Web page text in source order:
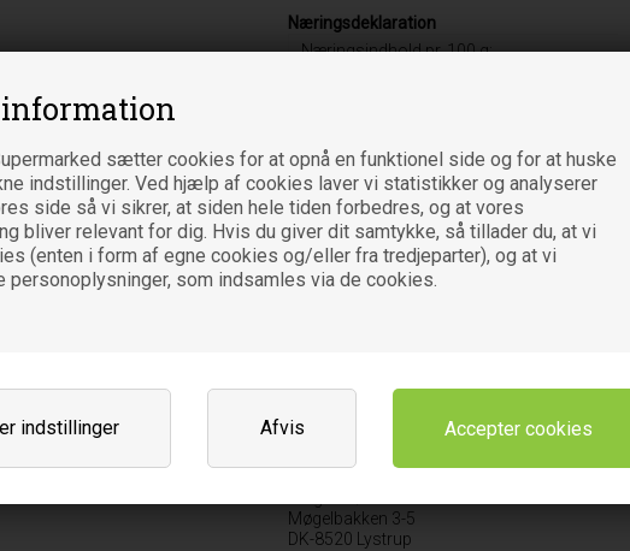
information
sætter cookies for at opnå en funktionel side og for at huske
indstillinger. Ved hjælp af cookies laver vi statistikker og analyserer
side så vi sikrer, at siden hele tiden forbedres, og at vores
bliver relevant for dig. Hvis du giver dit samtykke, så tillader du, at vi
(enten i form af egne cookies og/eller fra tredjeparter), og at vi
personoplysninger, som indsamles via de cookies.
indstillinger Afvis
Næringsdeklaration
Næringsindhold pr. 100 g:
heraf mættede fedtsyrer
Kulhydrat
heraf sukkerarter
Protein
Salt
Varebetegnelse
Fødevare
Møgelbakken 3-5
DK-8520 Lystrup